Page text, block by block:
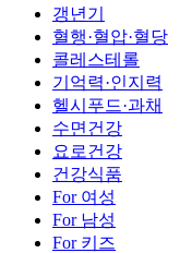
갱년기
혈행·혈압·혈당
콜레스테롤
기억력·인지력
헬시푸드·과채
수면건강
요로건강
건강식품
For 여성
For 남성
For 키즈